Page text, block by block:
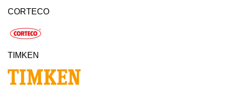
CORTECO
TIMKEN